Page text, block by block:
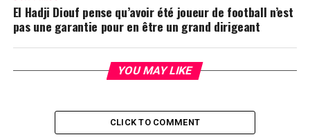
El Hadji Diouf pense qu’avoir été joueur de football n’est
pas une garantie pour en être un grand dirigeant
YOU MAY LIKE
CLICK TO COMMENT